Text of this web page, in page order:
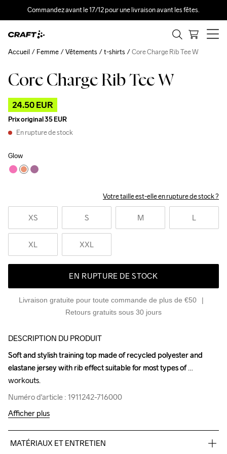
Commandez avant le 17/12 pour une livraison avant les fêtes.
Core Charge Rib Tee W
24.50 EUR
Prix original35 EUR
En rupture de stock
Glow
Votre taille est-elle en rupture de stock ?
XS S M L
XL XXL
EN RUPTURE DE STOCK
Livraison gratuite pour toute commande de plus de €50
Retours gratuits sous 30 jours
Accueil Femme Vêtements t-shirts Core Charge Rib Tee W
Outlet
DESCRIPTION DU PRODUIT
Soft and stylish training top made of recycled polyester and
elastane jersey with rib effect suitable for most types of
workouts.
Numéro d'article : 1911242-716000
Soft and stylish training top made of recycled polyester and
elastane jersey with rib effect suitable for most types of
workouts.
Numéro d'article : 1911242-716000
Afficher plus
MATÉRIAUX ET ENTRETIEN